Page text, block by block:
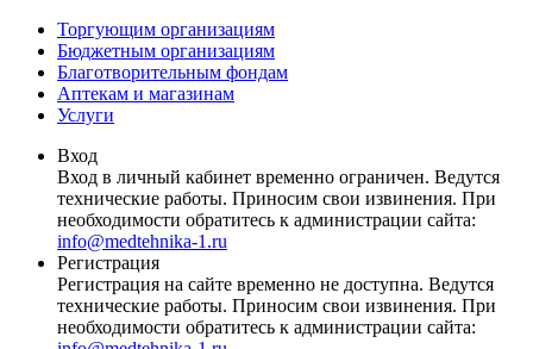
Торгующим организациям
Бюджетным организациям
Благотворительным фондам
Аптекам и магазинам
Услуги
Вход
Вход в личный кабинет временно ограничен. Ведутся
технические работы. Приносим свои извинения. При
необходимости обратитесь к администрации сайта:
info@medtehnika-1.ru
Регистрация
Регистрация на сайте временно не доступна. Ведутся
технические работы. Приносим свои извинения. При
необходимости обратитесь к администрации сайта: